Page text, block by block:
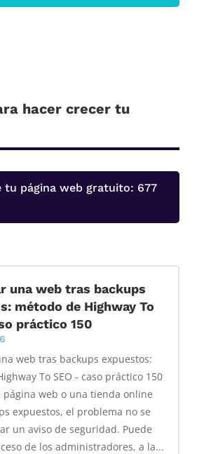
hacer crecer tu
tu página web gratuito: 677
una web tras backups
método de Highway To
práctico 150
web tras backups expuestos:
To SEO - caso práctico 150
página web o una tienda online
expuestos, el problema no se
un aviso de seguridad. Puede
de los administradores, a la...